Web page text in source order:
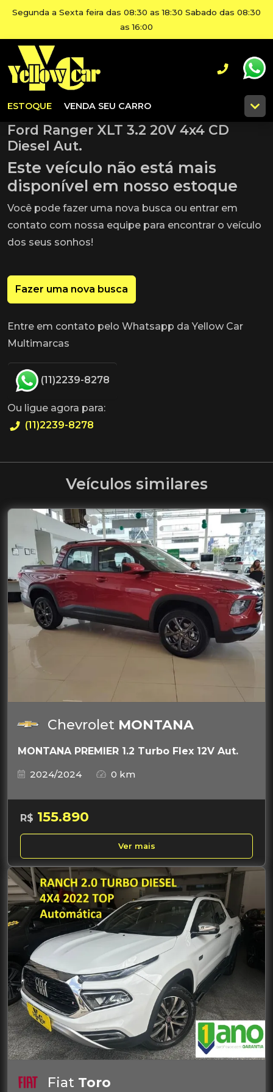
Segunda a Sexta feira das 08:30 as 18:30 Sabado das 08:30
as 16:00
ESTOQUE VENDA SEU CARRO
Ford Ranger XLT 3.2 20V 4x4 CD
Diesel Aut.
Este veículo não está mais
disponível em nosso estoque
Você pode fazer uma nova busca ou entrar em
contato com nossa equipe para encontrar o veículo
dos seus sonhos!
Fazer uma nova busca
Entre em contato pelo Whatsapp da Yellow Car
Multimarcas
(11)2239-8278
Ou ligue agora para:
(11)2239-8278
Veículos similares
Chevrolet MONTANA
MONTANA PREMIER 1.2 Turbo Flex 12V Aut.
2024/2024
0 km
R$ 155.890
Ver mais
Fiat Toro